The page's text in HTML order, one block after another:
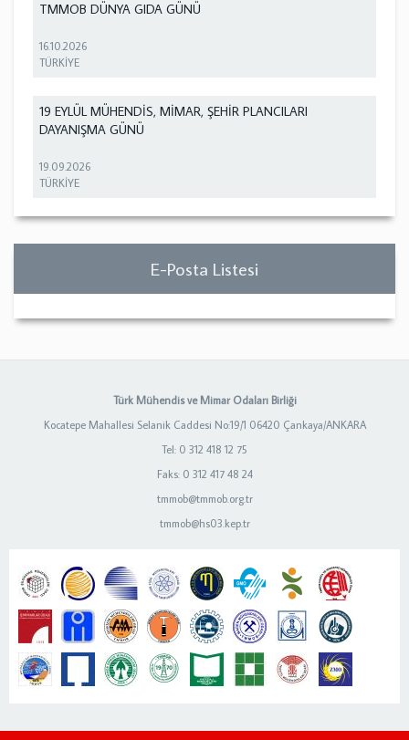
TMMOB DÜNYA GIDA GÜNÜ
16.10.2026
TÜRKİYE
19 EYLÜL MÜHENDİS, MİMAR, ŞEHİR PLANCILARI
DAYANIŞMA GÜNÜ
19.09.2026
TÜRKİYE
E-Posta Listesi
Türk Mühendis ve Mimar Odaları Birliği
Kocatepe Mahallesi Selanik Caddesi No:19/1 06420 Çankaya/ANKARA
Tel: 0 312 418 12 75
Faks: 0 312 417 48 24
tmmob@tmmob.org.tr
tmmob@hs03.kep.tr